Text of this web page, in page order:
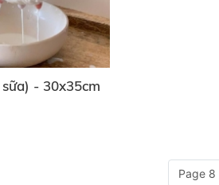
- 30x35cm
Page 8